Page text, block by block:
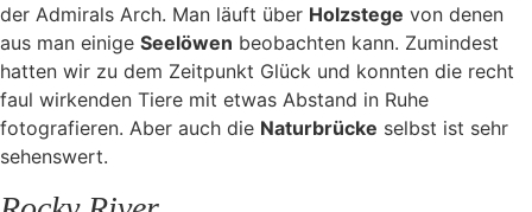
der Admirals Arch. Man läuft über Holzstege von denen
aus man einige Seelöwen beobachten kann. Zumindest
hatten wir zu dem Zeitpunkt Glück und konnten die recht
faul wirkenden Tiere mit etwas Abstand in Ruhe
fotografieren. Aber auch die Naturbrücke selbst ist sehr
sehenswert.